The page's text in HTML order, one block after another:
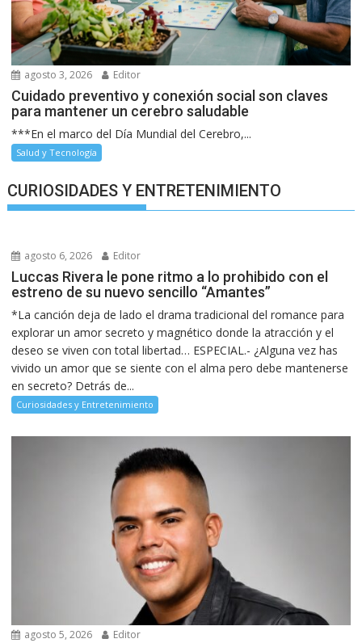
agosto 3, 2026 Editor
Cuidado preventivo y conexión social son claves
para mantener un cerebro saludable
***En el marco del Día Mundial del Cerebro,...
Salud y Tecnología
CURIOSIDADES Y ENTRETENIMIENTO
agosto 6, 2026 Editor
Luccas Rivera le pone ritmo a lo prohibido con el
estreno de su nuevo sencillo “Amantes”
*La canción deja de lado el drama tradicional del romance para
explorar un amor secreto y magnético donde la atracción y el
deseo se viven con total libertad… ESPECIAL.- ¿Alguna vez has
vivido un amor que se siente con el alma pero debe mantenerse
en secreto? Detrás de...
Curiosidades y Entretenimiento
agosto 5, 2026 Editor